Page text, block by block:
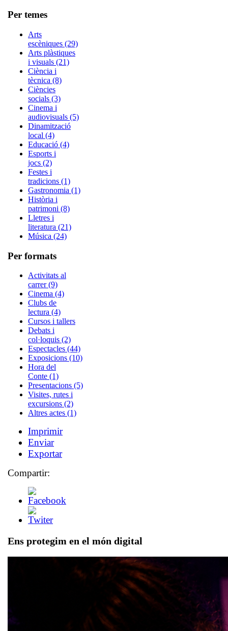
Per temes
Arts
escèniques (29)
Arts plàstiques
i visuals (21)
Ciència i
tècnica (8)
Ciències
socials (3)
Cinema i
audiovisuals (5)
Dinamització
local (4)
Educació (4)
Esports i
jocs (2)
Festes i
tradicions (1)
Gastronomia (1)
Història i
patrimoni (8)
Lletres i
literatura (21)
Música (24)
Per formats
Activitats al
carrer (9)
Cinema (4)
Clubs de
lectura (4)
Cursos i tallers
Debats i
col·loquis (2)
Espectacles (44)
Exposicions (10)
Hora del
Conte (1)
Presentacions (5)
Visites, rutes i
excursions (2)
Altres actes (1)
Imprimir
Enviar
Exportar
Compartir:
Ens protegim en el món digital